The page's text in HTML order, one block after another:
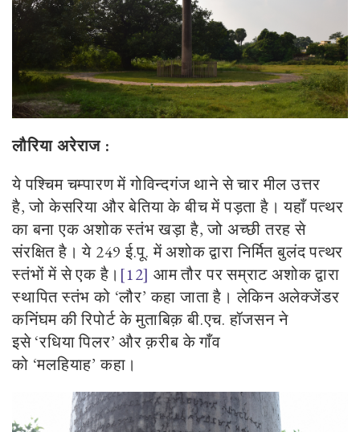
लौरिया अरेराज :
ये पश्चिम चम्पारण में गोविन्दगंज थाने से चार मील उत्तर
है,जो केसरिया और बेतिया के बीच में पड़ता है। यहाँ पत्थर
का बना एक अशोक स्तंभ खड़ा है,जो अच्छी तरह से
संरक्षित है। ये 249 ई.पू. में अशोक द्वारा निर्मित बुलंद पत्थर
स्तंभों में से एक है। [12] आम तौर पर सम्राट अशोक द्वारा
स्थापित स्तंभ को ‘लौर’कहा जाता है। लेकिन अलेक्जेंडर
कनिंघम की रिपोर्ट के मुताबिक़ बी.एच. हॉजसन ने
इसे‘रधिया पिलर’और क़रीब के गाँव
को ‘मलहियाह’कहा।